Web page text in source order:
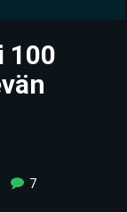
100
7